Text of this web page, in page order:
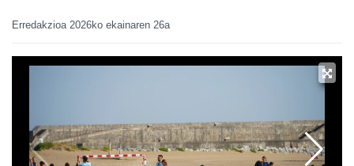
Erredakzioa 2026ko ekainaren 26a